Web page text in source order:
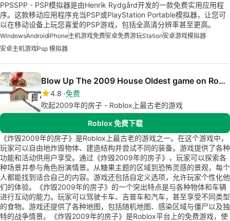
PPSSPP - PSP模拟器是由Henrik Rydgård开发的一款免费实用应用程
序。这款移动应用程序充当PSP或PlayStation Portable模拟器，让您可
以在移动设备上玩您喜爱的PSP游戏，包括全高清分辨率甚至更高。
WindowsAndroidiPhone主机游戏免费安卓免费游玩station安卓游戏模拟器
安卓主机游戏Psp 模拟器
Blow Up The 2009 House Oldest game on Roblox
4.8 免费
吹起2009年的房子 - Roblox上最古老的游戏
Roblox 免费下载
《炸毁2009年的房子》是Roblox上最古老的游戏之一。在这个游戏中，
玩家可以自由地炸毁物体、建造结构并尝试不同的装备。游戏提供了各种
功能和活动供用户享受。通过《炸毁2009年的房子》，玩家可以探索各
种场景并参与角色扮演情景。从糖果主题的区域到恐怖灵感的景观，每个
人都能找到适合自己的内容。游戏还包括自定义选项，允许玩家个性化他
们的体验。《炸毁2009年的房子》的一个突出特点是与各种物体和车辆
进行互动的能力。玩家可以驾驶卡车、吉普车和汽车，甚至享受不同类型
的食物。游戏还提供了各种地图，包括随机地图、感染区域与僵尸以及独
特的战争情景。《炸毁2009年的房子》是Roblox平台上的免费游戏，使